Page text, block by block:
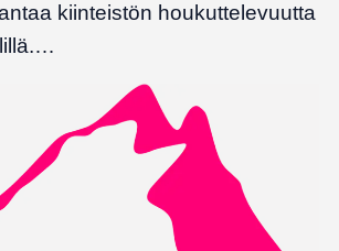
kiinteistön houkuttelevuutta